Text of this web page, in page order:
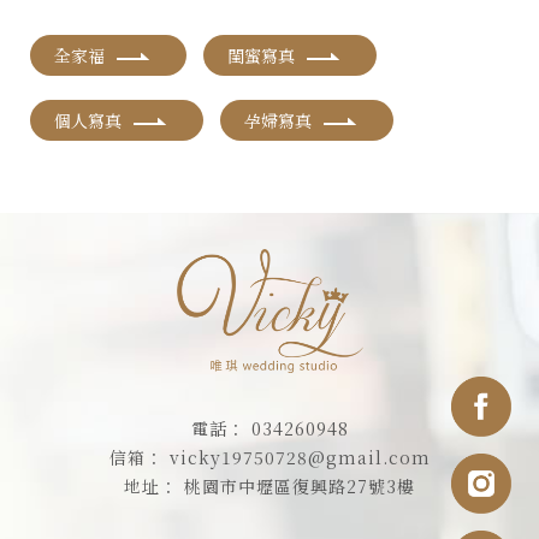
全家福 閨蜜寫真
個人寫真 孕婦寫真
034260948
vicky19750728@gmail.com
桃園市中壢區復興路27號3樓